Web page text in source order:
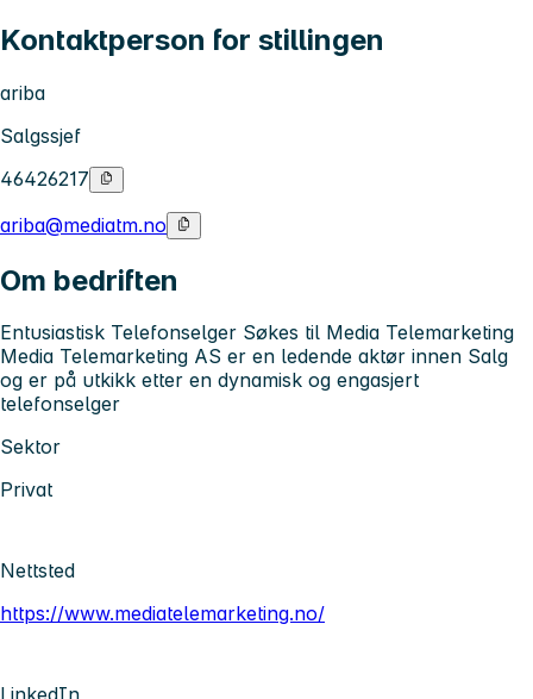
Kontaktperson for stillingen
ariba
Salgssjef
46426217
ariba@mediatm.no
Om bedriften
Entusiastisk Telefonselger Søkes til Media Telemarketing
Media Telemarketing AS er en ledende aktør innen Salg
og er på utkikk etter en dynamisk og engasjert
telefonselger
Sektor
Privat
Nettsted
https://www.mediatelemarketing.no/